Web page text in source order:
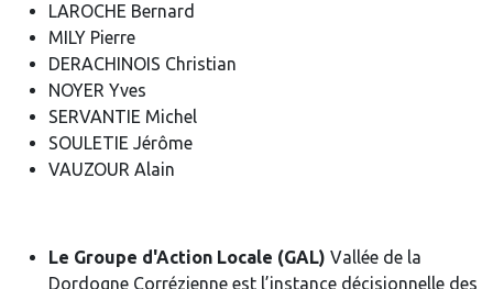
LAROCHE Bernard
MILY Pierre
DERACHINOIS Christian
NOYER Yves
SERVANTIE Michel
SOULETIE Jérôme
VAUZOUR Alain
Le Groupe d'Action Locale (GAL) Vallée de la
Dordogne Corrézienne est l’instance décisionnelle des